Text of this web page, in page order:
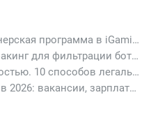
PIN-UP Partners: ведущая партнерская программа в iGaming
Cloaking House: облачный клоакинг для фильтрации ботов FB и Google Ads — гайд PHP-интеграции 2026
Ломай авторское право полностью. 10 способов легально добавить любимый трек в свой креатив
Карьера в арбитраже трафика в 2026: вакансии, зарплаты и как начать